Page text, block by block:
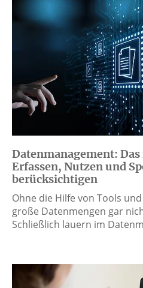
Datenmanagement:
Erfassen, Nutzen und
berücksichtigen
Ohne die Hilfe von Tools
große Datenmengen gar
Schließlich lauern im